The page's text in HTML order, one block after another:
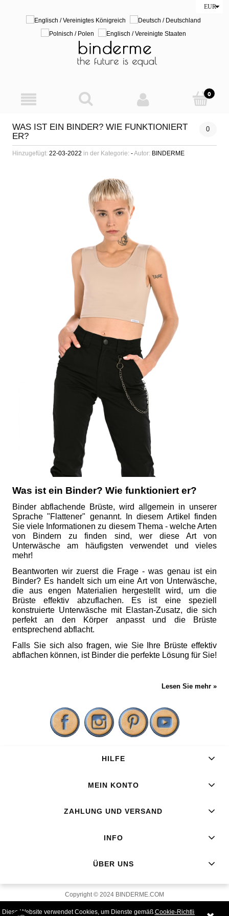
Diese Website verwendet Cookies, um Dienste gemäß Cookie-Richtlinie
WAS IST EIN BINDER? WIE FUNKTIONIERT
ER?
0
Hinzugefügt: 22-03-2022 in der Kategorie: -Autor: BINDERME
Was ist ein Binder? Wie funktioniert er?
Binder abflachende Brüste, wird allgemein in unserer
Sprache "Flattener" genannt. In diesem Artikel finden
Sie viele Informationen zu diesem Thema - welche Arten
von Bindern zu finden sind, wer diese Art von
Unterwäsche am häufigsten verwendet und vieles
mehr!
Beantworten wir zuerst die Frage - was genau ist ein
Binder? Es handelt sich um eine Art von Unterwäsche,
die aus engen Materialien hergestellt wird, um die
Brüste effektiv abzuflachen. Es ist eine speziell
konstruierte Unterwäsche mit Elastan-Zusatz, die sich
perfekt an den Körper anpasst und die Brüste
entsprechend abflacht.
Falls Sie sich also fragen, wie Sie Ihre Brüste effektiv
abflachen können, ist Binder die perfekte Lösung für Sie!
Lesen Sie mehr »
HILFE
MEIN KONTO
ZAHLUNG UND VERSAND
INFO
ÜBER UNS
Copyright © 2024 BINDERME.COM